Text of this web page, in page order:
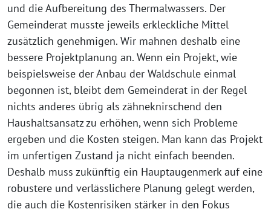
und die Aufbereitung des Thermalwassers. Der
Gemeinderat musste jeweils erkleckliche Mittel
zusätzlich genehmigen. Wir mahnen deshalb eine
bessere Projektplanung an. Wenn ein Projekt, wie
beispielsweise der Anbau der Waldschule einmal
begonnen ist, bleibt dem Gemeinderat in der Regel
nichts anderes übrig als zähneknirschend den
Haushaltsansatz zu erhöhen, wenn sich Probleme
ergeben und die Kosten steigen. Man kann das Projekt
im unfertigen Zustand ja nicht einfach beenden.
Deshalb muss zukünftig ein Hauptaugenmerk auf eine
robustere und verlässlichere Planung gelegt werden,
die auch die Kostenrisiken stärker in den Fokus